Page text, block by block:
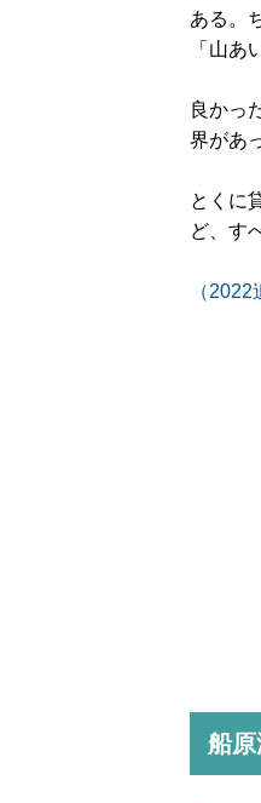
ある。
「山あ
良かっ
界があ
とくに
ど、す
（
船